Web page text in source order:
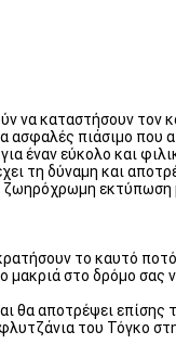
να καταστήσουν τον
πιάσιμο που
έναν εύκολο και
τη δύναμη και
εκτύπωση
το καυτό
στο δρόμο σας
αποτρέψει επίσης
του Τόγκο